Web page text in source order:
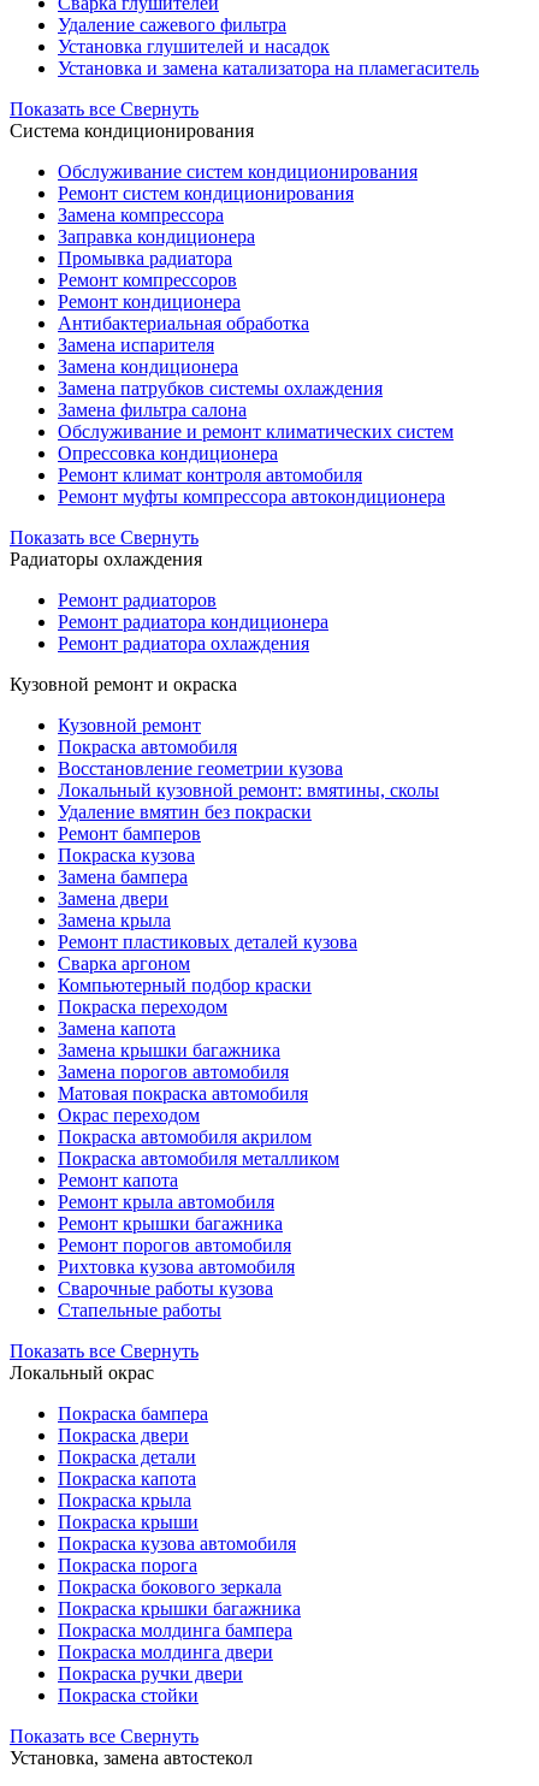
Удаление сажевого фильтра
Установка глушителей и насадок
Установка и замена катализатора на пламегаситель
Показать все Свернуть
Система кондиционирования
Обслуживание систем кондиционирования
Ремонт систем кондиционирования
Замена компрессора
Заправка кондиционера
Промывка радиатора
Ремонт компрессоров
Ремонт кондиционера
Антибактериальная обработка
Замена испарителя
Замена кондиционера
Замена патрубков системы охлаждения
Замена фильтра салона
Обслуживание и ремонт климатических систем
Опрессовка кондиционера
Ремонт климат контроля автомобиля
Ремонт муфты компрессора автокондиционера
Показать все Свернуть
Радиаторы охлаждения
Ремонт радиаторов
Ремонт радиатора кондиционера
Ремонт радиатора охлаждения
Кузовной ремонт и окраска
Кузовной ремонт
Покраска автомобиля
Восстановление геометрии кузова
Локальный кузовной ремонт: вмятины, сколы
Удаление вмятин без покраски
Ремонт бамперов
Покраска кузова
Замена бампера
Замена двери
Замена крыла
Ремонт пластиковых деталей кузова
Сварка аргоном
Компьютерный подбор краски
Покраска переходом
Замена капота
Замена крышки багажника
Замена порогов автомобиля
Матовая покраска автомобиля
Окрас переходом
Покраска автомобиля акрилом
Покраска автомобиля металликом
Ремонт капота
Ремонт крыла автомобиля
Ремонт крышки багажника
Ремонт порогов автомобиля
Рихтовка кузова автомобиля
Сварочные работы кузова
Стапельные работы
Показать все Свернуть
Локальный окрас
Покраска бампера
Покраска двери
Покраска детали
Покраска капота
Покраска крыла
Покраска крыши
Покраска кузова автомобиля
Покраска порога
Покраска бокового зеркала
Покраска крышки багажника
Покраска молдинга бампера
Покраска молдинга двери
Покраска ручки двери
Покраска стойки
Показать все Свернуть
Установка, замена автостекол